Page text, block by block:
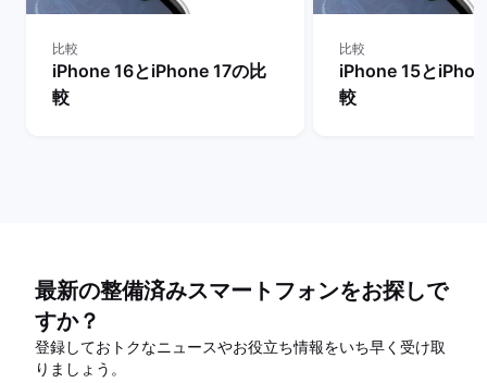
比較
iPhone 16とiPhone 17の比
較
比較
iPhone 15と
較
最新の整備済みスマートフォンをお探しで
すか？
登録しておトクなニュースやお役立ち情報をいち早く受け取
りましょう。